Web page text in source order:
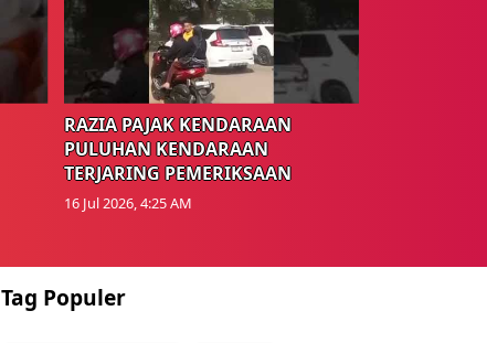
RAZIA PAJAK KENDARAAN
PULUHAN KENDARAAN
TERJARING PEMERIKSAAN
16 Jul 2026, 4:25 AM
Tag Populer